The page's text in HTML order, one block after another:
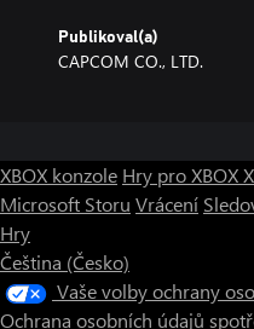
This long-awaited HD
directed by Shu Takumi,
classic!
Publikoval(a)
CAPCOM CO., LTD.
XBOX konzole Hry pro XBOX
Microsoft Storu Vrácení
Hry
Čeština (Česko)
Vaše volby ochrany
Ochrana osobních údajů